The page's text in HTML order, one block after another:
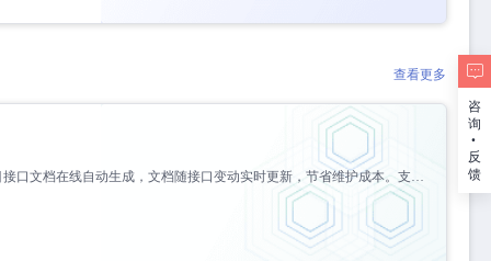
咨
询
.
反
馈
查看更多
口文档在线自动生成，文档随接口变动实时更新，节省维护成本。支持